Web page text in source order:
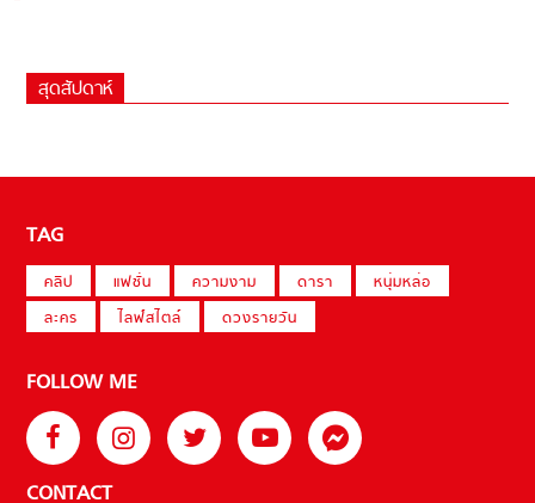
สุดสัปดาห์
TAG
คลิป แฟชั่น ความงาม ดารา
หนุ่มหล่อ
ละคร
ไลฟ์สไตล์ ดวงรายวัน
FOLLOW ME
CONTACT